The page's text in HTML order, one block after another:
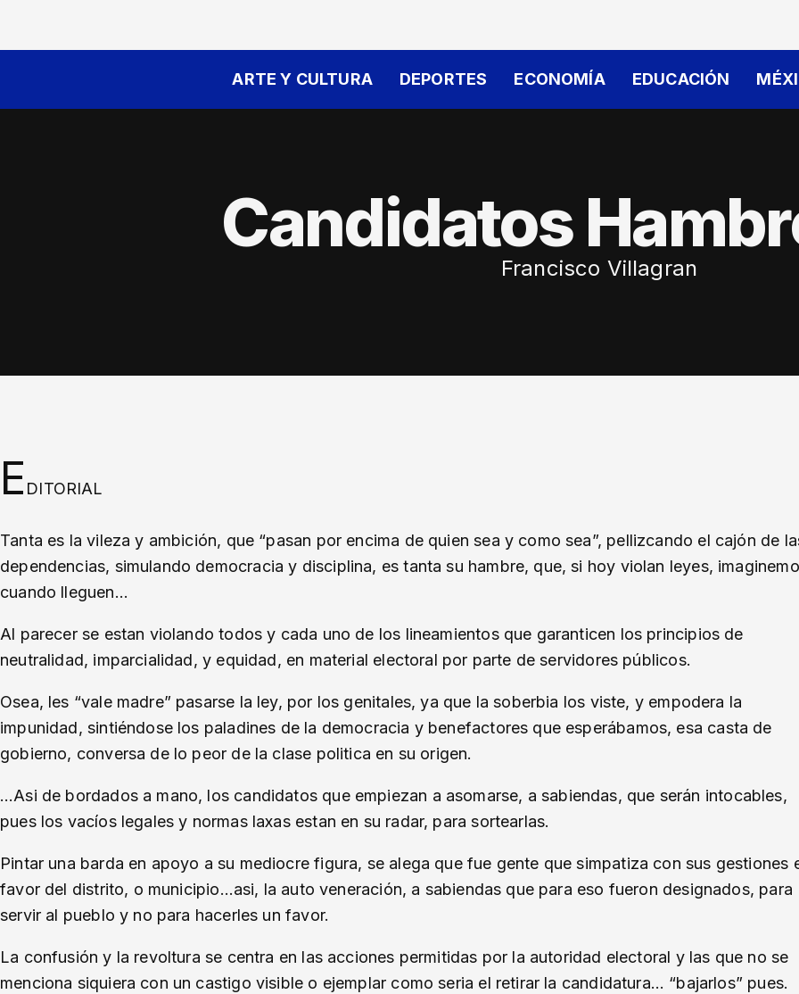
ARTE Y CULTURA DEPORTES ECONOMÍA EDUCACIÓN
Candidatos
Francisco Villagran
E DITORIAL
Tanta es la vileza y ambición, que “pasan por encima de quien sea y como sea”, pellizcando el cajón de
dependencias, simulando democracia y disciplina, es tanta su hambre, que, si hoy violan leyes,
cuando lleguen…
Al parecer se estan violando todos y cada uno de los lineamientos que garanticen los principios de
neutralidad, imparcialidad, y equidad, en material electoral por parte de servidores públicos.
Osea, les “vale madre” pasarse la ley, por los genitales, ya que la soberbia los viste, y empodera la
impunidad, sintiéndose los paladines de la democracia y benefactores que esperábamos, esa casta de
gobierno, conversa de lo peor de la clase politica en su origen.
…Asi de bordados a mano, los candidatos que empiezan a asomarse, a sabiendas, que serán intocables,
pues los vacíos legales y normas laxas estan en su radar, para sortearlas.
Pintar una barda en apoyo a su mediocre figura, se alega que fue gente que simpatiza con sus gestiones
favor del distrito, o municipio…asi, la auto veneración, a sabiendas que para eso fueron designados, para
servir al pueblo y no para hacerles un favor.
La confusión y la revoltura se centra en las acciones permitidas por la autoridad electoral y las que no se
menciona siquiera con un castigo visible o ejemplar como seria el retirar la candidatura… “bajarlos” pues.